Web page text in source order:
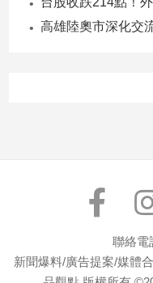
聯絡電
新聞爆料/廣告提案/媒體